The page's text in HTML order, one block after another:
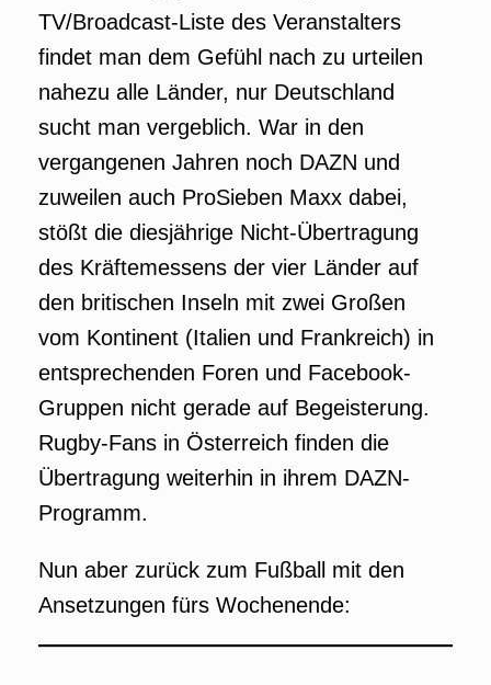
TV/Broadcast-Liste des Veranstalters
findet man dem Gefühl nach zu urteilen
nahezu alle Länder, nur Deutschland
sucht man vergeblich. War in den
vergangenen Jahren noch DAZN und
zuweilen auch ProSieben Maxx dabei,
stößt die diesjährige Nicht-Übertragung
des Kräftemessens der vier Länder auf
den britischen Inseln mit zwei Großen
vom Kontinent (Italien und Frankreich) in
entsprechenden Foren und Facebook-
Gruppen nicht gerade auf Begeisterung.
Rugby-Fans in Österreich finden die
Übertragung weiterhin in ihrem DAZN-
Programm.
Nun aber zurück zum Fußball mit den
Ansetzungen fürs Wochenende: